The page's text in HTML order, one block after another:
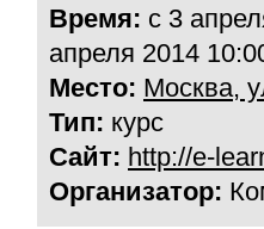
Время: с 3
апреля 2014
Место: Москва,
Тип: курс
Сайт: http://e-
Организатор: